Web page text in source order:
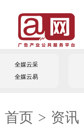
全媒云采
全媒云易
首页 > 资讯